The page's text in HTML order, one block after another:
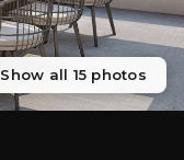
Show all 15 photos